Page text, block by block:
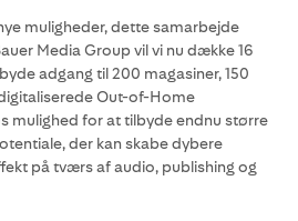
muligheder, dette samarbejde
Media Group vil vi nu dække 16
adgang til 200 magasiner, 150
Out-of-Home
mulighed for at tilbyde endnu større
der kan skabe dybere
på tværs af audio, publishing og